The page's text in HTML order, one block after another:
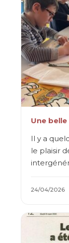
Une
Il y a
le plaisir
24/04/2026